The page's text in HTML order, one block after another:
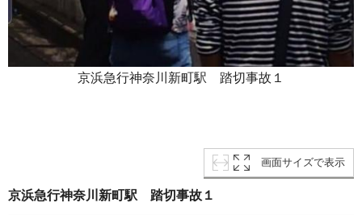
京浜急行神奈川新町駅 踏切事故１
画面サイズで表示
京浜急行神奈川新町駅 踏切事故１